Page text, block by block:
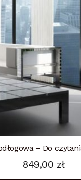
– Do
849,00 zł